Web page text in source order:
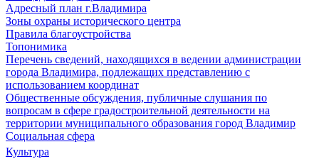
Адресный план г.Владимира
Зоны охраны исторического центра
Правила благоустройства
Топонимика
Перечень сведений, находящихся в ведении администрации
города Владимира, подлежащих представлению с
использованием координат
Общественные обсуждения, публичные слушания по
вопросам в сфере градостроительной деятельности на
территории муниципального образования город Владимир
Социальная сфера
Культура